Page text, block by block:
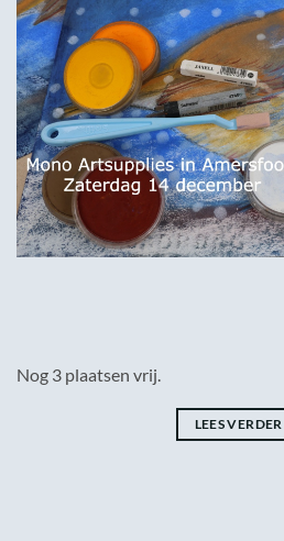
Nog 3 plaatsen vrij.
LEES VERDER